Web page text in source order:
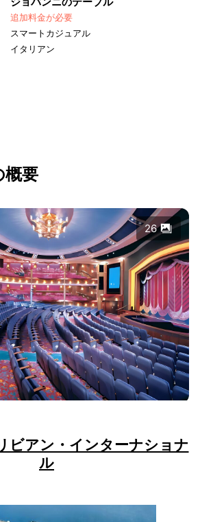
追加料金が必要
スマートカジュアル
イタリアン
概要
26
ビアン・インターナショナ
ル